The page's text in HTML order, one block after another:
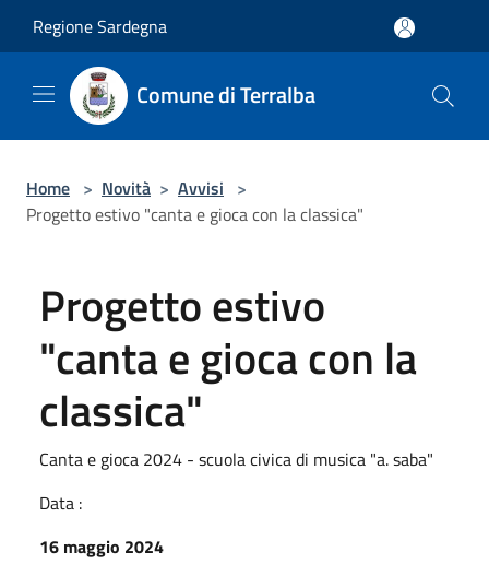
Regione Sardegna
Comune di Terralba
Home > Novità > Avvisi >
Progetto estivo "canta e gioca con la classica"
Progetto estivo
"canta e gioca con la
classica"
Canta e gioca 2024 - scuola civica di musica "a. saba"
Data :
16 maggio 2024